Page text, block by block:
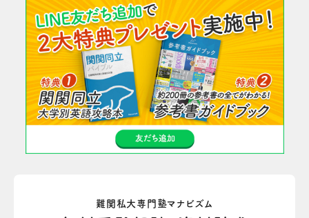
難関私大専門塾マナビズム